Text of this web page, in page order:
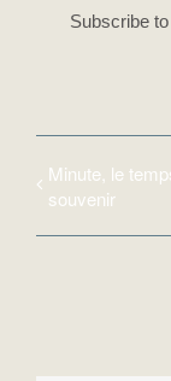
Subscribe
Minute, le
souvenir